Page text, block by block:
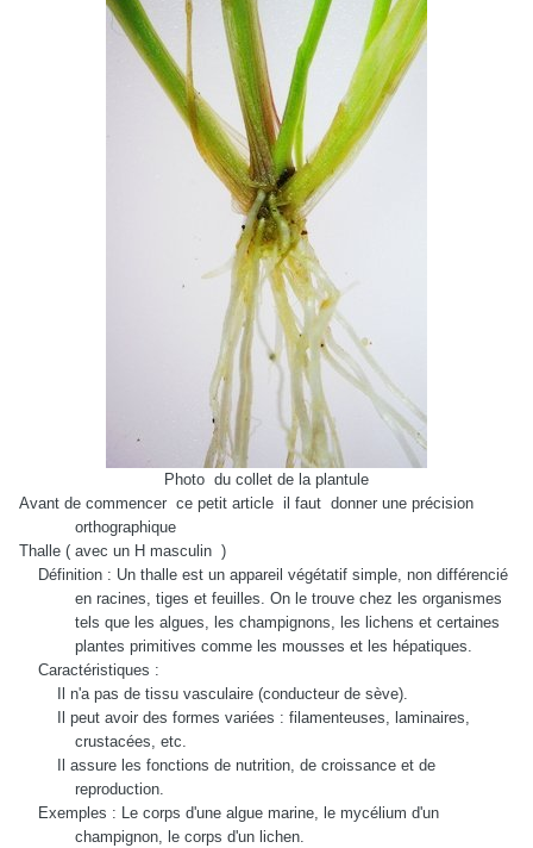
Photo du collet de la plantule
Avant de commencer ce petit article il faut donner une précision
orthographique
Thalle ( avec un H masculin )
Définition : Un thalle est un appareil végétatif simple, non différencié
en racines, tiges et feuilles. On le trouve chez les organismes
tels que les algues, les champignons, les lichens et certaines
plantes primitives comme les mousses et les hépatiques.
Caractéristiques :
Il n'a pas de tissu vasculaire (conducteur de sève).
Il peut avoir des formes variées : filamenteuses, laminaires,
crustacées, etc.
Il assure les fonctions de nutrition, de croissance et de
reproduction.
Exemples : Le corps d'une algue marine, le mycélium d'un
champignon, le corps d'un lichen.